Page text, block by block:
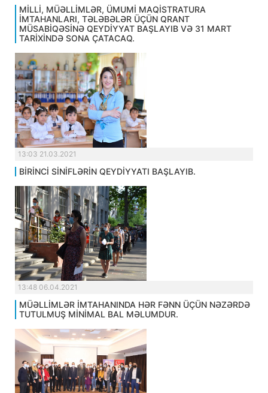
MİLLİ, MÜƏLLİMLƏR, ÜMUMİ MAQİSTRATURA
İMTAHANLARI, TƏLƏBƏLƏR ÜÇÜN QRANT
MÜSABİQƏSİNƏ QEYDİYYAT BAŞLAYIB VƏ 31 MART
TARİXİNDƏ SONA ÇATACAQ.
13:03 21.03.2021
BİRİNCİ SİNİFLƏRİN QEYDİYYATI BAŞLAYIB.
13:48 06.04.2021
MÜƏLLİMLƏR İMTAHANINDA HƏR FƏNN ÜÇÜN NƏZƏRDƏ
TUTULMUŞ MİNİMAL BAL MƏLUMDUR.